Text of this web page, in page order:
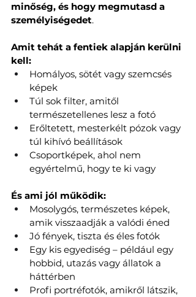
minőség, és hogy megmutasd a
személyiségedet.
Amit tehát a fentiek alapján kerülni
kell:
Homályos, sötét vagy szemcsés
képek
Túl sok filter, amitől
természetellenes lesz a fotó
Erőltetett, mesterkélt pózok vagy
túl kihívó beállítások
Csoportképek, ahol nem
egyértelmű, hogy te ki vagy
És ami jól működik:
Mosolygós, természetes képek,
amik visszaadják a valódi éned
Jó fények, tiszta és éles fotók
Egy kis egyediség – például egy
hobbid, utazás vagy állatok a
háttérben
Profi portréfotók, amikről látszik,